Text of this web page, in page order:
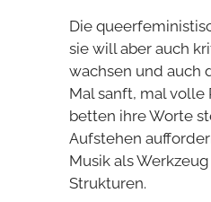
Die
sie will aber auch
wachsen und auch
Mal sanft, mal volle
betten ihre Worte
Aufstehen
Musik als
Strukturen.